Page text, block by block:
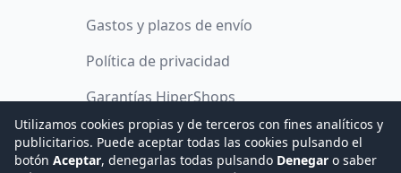
Gastos y plazos de envío
Política de privacidad
Garantías HiperShops
Política de cookies
Utilizamos cookies propias y de terceros con fines analíticos y
publicitarios. Puede aceptar todas las cookies pulsando el
botón Aceptar, denegarlas todas pulsando Denegar o saber